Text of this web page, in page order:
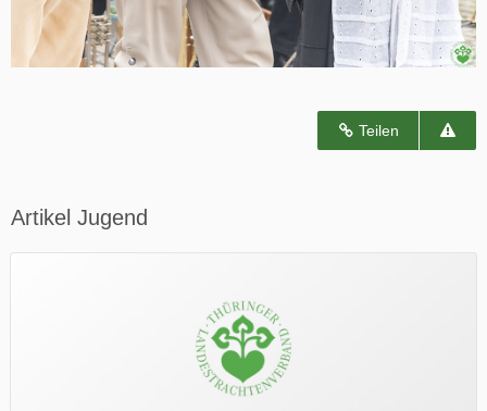
Teilen
Artikel Jugend